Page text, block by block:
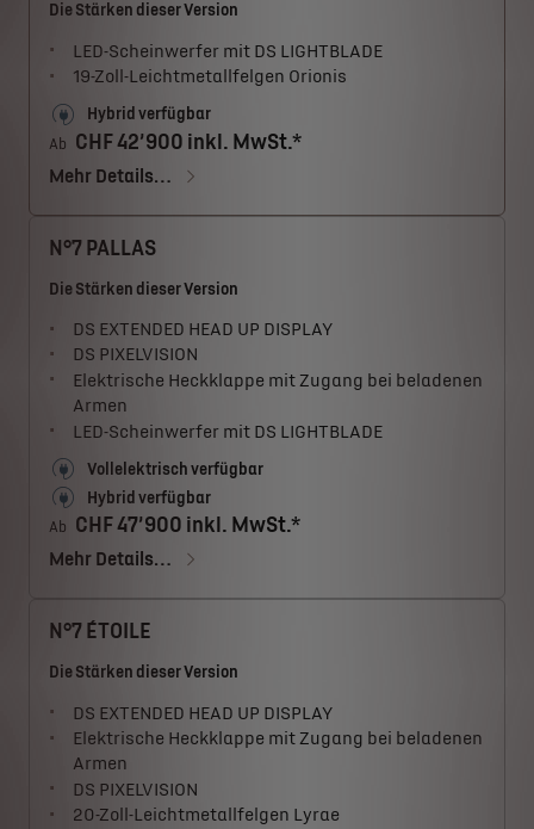
Die Stärken dieser Version
LED-Scheinwerfer mit DS LIGHTBLADE
19-Zoll-Leichtmetallfelgen Orionis
Hybrid verfügbar
Ab CHF 42’900 inkl. MwSt.*
Mehr Details…
N°7 PALLAS
Die Stärken dieser Version
DS EXTENDED HEAD UP DISPLAY
DS PIXELVISION
Elektrische Heckklappe mit Zugang bei beladenen
Armen
LED-Scheinwerfer mit DS LIGHTBLADE
Vollelektrisch verfügbar
Hybrid verfügbar
Ab CHF 47’900 inkl. MwSt.*
Mehr Details…
N°7 ÉTOILE
Die Stärken dieser Version
DS EXTENDED HEAD UP DISPLAY
Elektrische Heckklappe mit Zugang bei beladenen
Armen
DS PIXELVISION
20-Zoll-Leichtmetallfelgen Lyrae